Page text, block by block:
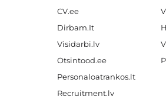
CV.ee
Dirbam.It
Visidarbi.lv
Otsintood.ee
Personaloatrankos.lt
Recruitment.lv